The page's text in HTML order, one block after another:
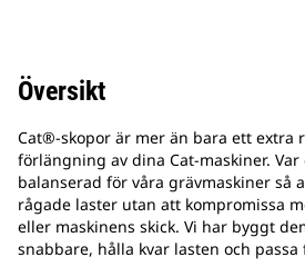
Översikt
Cat®-skopor är mer än bara ett extra
förlängning av dina Cat-maskiner.
balanserad för våra grävmaskiner så
rågade laster utan att kompromissa
eller maskinens skick. Vi har byggt
snabbare, hålla kvar lasten och